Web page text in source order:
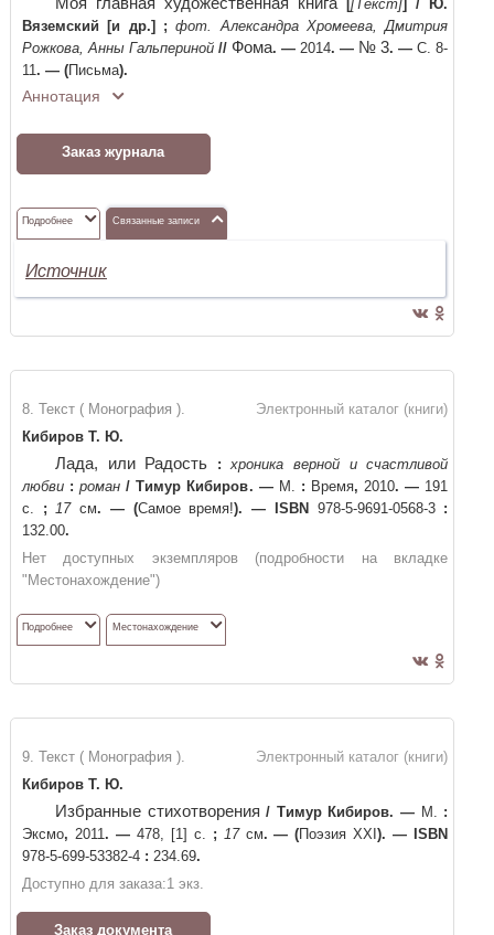
[[Текст] /
Ю.
Вяземский [и др.]
; фот. Александра Хромеева, Дмитрия
Рожкова, Анны Гальпериной // Фома. — 2014. — № 3. — С. 8-
11. — (Письма).
Аннотация
Заказ журнала
Подробнее Связанные записи
Источник
Электронный каталог (книги)
8. Текст ( Монография ).
Кибиров Т. Ю.
Лада, или Радость :
хроника верной и счастливой
любви : роман / Тимур Кибиров. —М. : Время, 2010. — 191
с. ; 17см. — (Самое время!). — ISBN 978-5-9691-0568-3 :
132.00.
Нет доступных экземпляров (подробности на вкладке
"Местонахождение")
Подробнее Местонахождение
Электронный каталог (книги)
9. Текст ( Монография ).
Кибиров Т. Ю.
Избранные стихотворения / Тимур Кибиров. — М. :
Эксмо, 2011. —478, [1] с. ; 17см. — (Поэзия XXI). —
ISBN
978-5-699-53382-4 : 234.69.
Доступно для заказа:1 экз.
Заказ документа